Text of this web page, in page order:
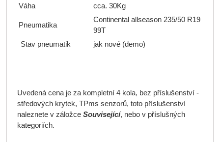
Váha
cca. 30Kg
Pneumatika
Continental allseason 235/50 R19
99T
Stav pneumatik
jak nové (demo)
Uvedená cena je za kompletní 4 kola, bez příslušenství -
středových krytek, TPms senzorů, toto příslušenství
naleznete v záložce Související, nebo v příslušných
kategoriích.